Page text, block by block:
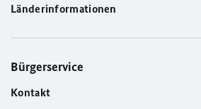
Länderinformationen
Bürgerservice
Kontakt